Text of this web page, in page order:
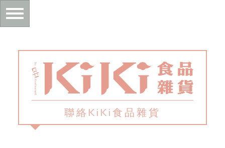
Toggle
navigation
聯絡KiKi食品雜貨